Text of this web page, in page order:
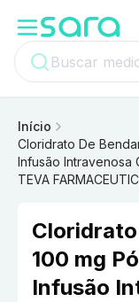
Início
Cloridrato De
Infusão Intravenosa
TEVA
100 mg
Infusão